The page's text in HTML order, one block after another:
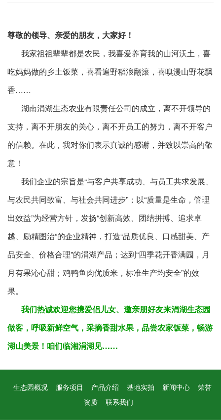
尊敬的领导、亲爱的朋友，大家好！
我家祖祖辈辈都是农民，我喜爱养育我的山河沃土，喜
吃妈妈做的乡土饭菜，喜看遍野稻浪翻滚，喜嗅漫山野花飘
香……
湖南涓湖生态农业有限责任公司的成立，离不开领导的
支持，离不开朋友的关心，离不开员工的努力，离不开客户
的信赖。在此，我对你们表示真诚的感谢，并致以崇高的敬
意！
我们企业的宗旨是“与客户共享成功、与员工共求发展、
与农民共同致富、与社会共同进步”；以“质量是生命，管理
出效益”为经营方针，发扬“创新高效、团结拼搏、追求卓
越、励精图治”的企业精神，打造“品质优良、口感甜美、产
品安全、价格合理”的涓湖产品；达到“四季花开香满园，月
月有果沁心甜；鸡鸭鱼肉优质米，标准生产均安全”的效
果。
我们热诚欢迎您携爱侣儿女、邀亲朋好友来涓湖生态园
做客，呼吸新鲜空气，采摘香甜水果，品尝农家饭菜，畅游
湖山美景！咱们临湘涓湖见……
生态园概况 服务项目 产品介绍 基地实拍 新闻中心
荣誉
资质
联系我们